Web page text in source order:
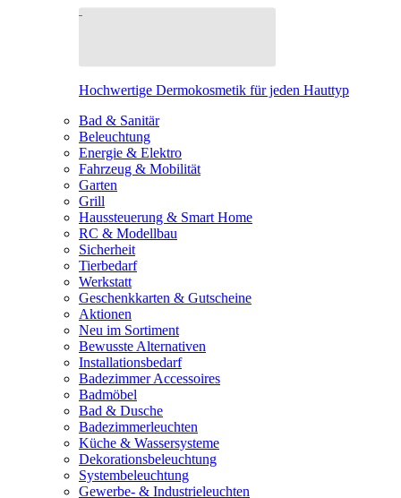
Hochwertige Dermokosmetik für jeden Hauttyp
Bad & Sanitär
Beleuchtung
Energie & Elektro
Fahrzeug & Mobilität
Garten
Grill
Haussteuerung & Smart Home
RC & Modellbau
Sicherheit
Tierbedarf
Werkstatt
Geschenkkarten & Gutscheine
Aktionen
Neu im Sortiment
Bewusste Alternativen
Installationsbedarf
Badezimmer Accessoires
Badmöbel
Bad & Dusche
Badezimmerleuchten
Küche & Wassersysteme
Dekorationsbeleuchtung
Systembeleuchtung
Gewerbe- & Industrieleuchten